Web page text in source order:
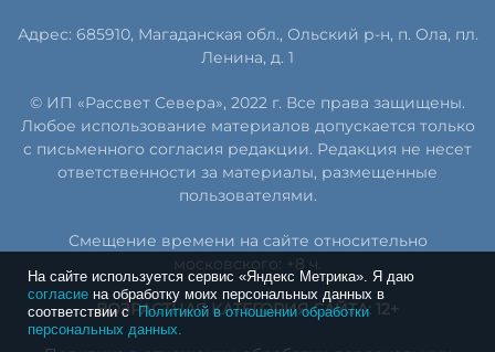
Адрес: 685910, Магаданская обл., Ольский р-н, п. Ола, пл.
Ленина, д. 1
© ИП «Рассвет Севера», 2022 г. Все права защищены.
Любое использование материалов допускается только
с письменного согласия редакции. Редакция не несет
ответственности за материалы, размещенные
пользователями.
Смещение времени на сайте относительно
московского: +8 ч.
ВОЗРАСТНАЯ КАТЕГОРИЯ САЙТА: 12+
На сайте используется сервис «Яндекс Метрика». Я даю
согласие на обработку моих персональных данных в
соответствии сПолитикой в отношении обработки
персональных данных.